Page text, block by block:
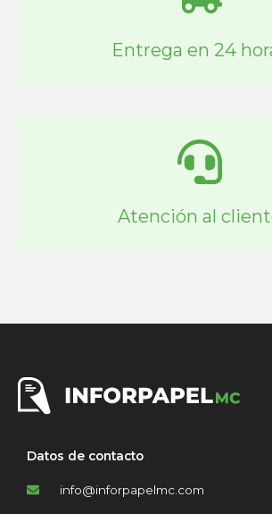
Entrega en 24
Atención al
Datos de contacto
info@inforpapelmc.com